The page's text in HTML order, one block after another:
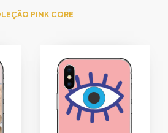
PINK CORE